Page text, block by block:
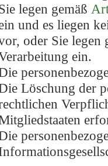
legen gemäß
und es liegen
oder Sie legen
ein.
Löschung der